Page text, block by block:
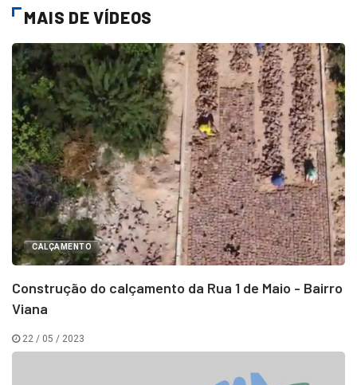
MAIS DE VÍDEOS
CALÇAMENTO
Construção do calçamento da Rua 1 de Maio - Bairro
Viana
22 / 05 / 2023